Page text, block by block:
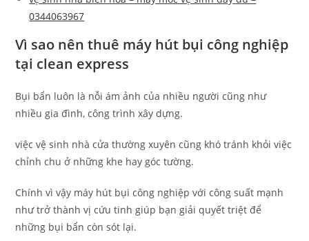
0344063967
Vì sao nên thuê máy hút bụi công nghiệp
tại clean express
Bụi bẩn luôn là nỗi ám ảnh của nhiều người cũng như
nhiều gia đình, công trình xây dựng.
việc vệ sinh nhà cửa thường xuyên cũng khó tránh khỏi việc
chỉnh chu ở những khe hay góc tường.
Chính vì vậy máy hút bụi công nghiệp với công suất mạnh
như trở thành vị cứu tinh giúp bạn giải quyết triệt để
những bụi bẩn còn sót lại.